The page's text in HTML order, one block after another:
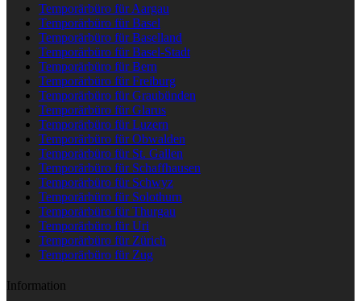
Temporärbüro für Aargau
Temporärbüro für Basel
Temporärbüro für Baselland
Temporärbüro für Basel-Stadt
Temporärbüro für Bern
Temporärbüro für Freiburg
Temporärbüro für Graubünden
Temporärbüro für Glarus
Temporärbüro für Luzern
Temporärbüro für Obwalden
Temporärbüro für St. Gallen
Temporärbüro für Schaffhausen
Temporärbüro für Schwyz
Temporärbüro für Solothurn
Temporärbüro für Thurgau
Temporärbüro für Uri
Temporärbüro für Zürich
Temporärbüro für Zug
Information